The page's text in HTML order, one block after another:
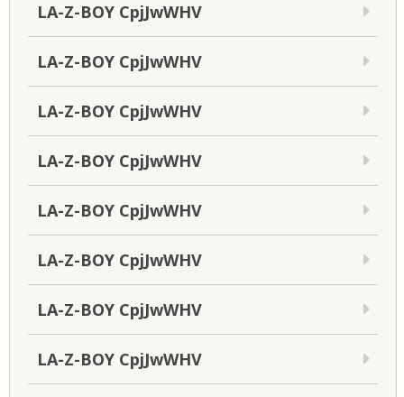
LA-Z-BOY CpjJwWHV
LA-Z-BOY CpjJwWHV
LA-Z-BOY CpjJwWHV
LA-Z-BOY CpjJwWHV
LA-Z-BOY CpjJwWHV
LA-Z-BOY CpjJwWHV
LA-Z-BOY CpjJwWHV
LA-Z-BOY CpjJwWHV